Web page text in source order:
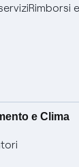
Rimborsi
e Clima